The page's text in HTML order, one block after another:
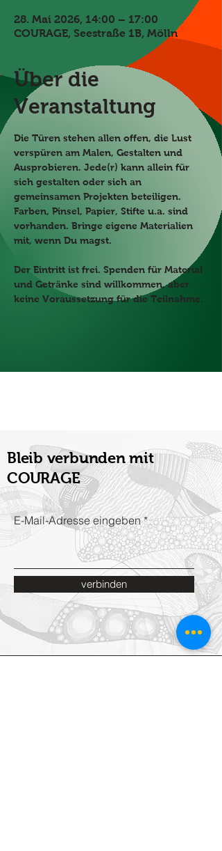
28. Mai 2026, 14:00 – 17:00
COURAGE, Seestraße 1B, Mölln
Über die
Veranstaltung
Die Türen stehen allen offen, die Lust
verspüren am Malen, Gestalten und
Ausprobieren. Jede(r) kann allein für
sich gestalten oder sich an
gemeinsamen Projekten beteiligen.
Farben, Pinsel, Papier, Stifte u.a. sind
vorhanden. Bringe eigene Materialien
mit, wenn Du magst.
Der Eintritt ist frei. Spenden für Material
und Getränke sind willkommen, aber
keine Voraussetzung für die Teilnahme.
Bleib verbunden mit
COURAGE
E-Mail-Adresse eingeben
verbinden